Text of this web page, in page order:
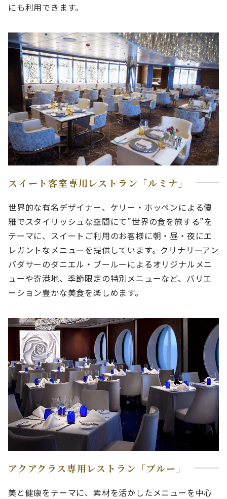
にも利用できます。
スイート客室専用レストラン「ルミナ」
世界的な有名デザイナー、ケリー・ホッペンによる優
雅でスタイリッシュな空間にて”世界の食を旅する”を
テーマに、スイートご利用のお客様に朝・昼・夜にエ
レガントなメニューを提供しています。クリナリーアン
バダサーのダニエル・ブールーによるオリジナルメニ
ューや寄港地、季節限定の特別メニューなど、バリエ
ーション豊かな美食を楽しめます。
アクアクラス専用レストラン「ブルー」
美と健康をテーマに、素材を活かしたメニューを中心